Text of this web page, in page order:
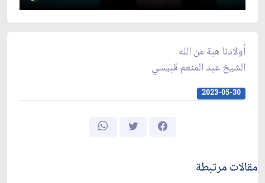
أولادنا هبة من الله
الشيخ عبد المنعم قبيسي
2023-05-30
مقالات مرتبطة